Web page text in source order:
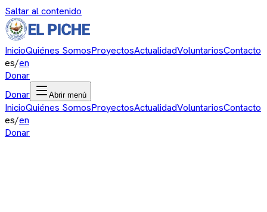
Saltar al contenido
InicioQuiénes SomosProyectosActualidadVoluntariosContacto
es/en
Donar
Donar
Abrir menú
InicioQuiénes SomosProyectosActualidadVoluntariosContacto
es/en
Donar